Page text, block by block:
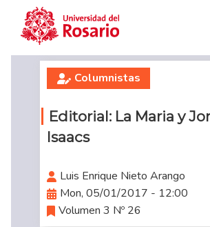
Skip to main content
Columnistas
Editorial: La Maria y
Isaacs
Luis Enrique Nieto Arango
Mon, 05/01/2017 - 12:00
Volumen 3 Nº 26